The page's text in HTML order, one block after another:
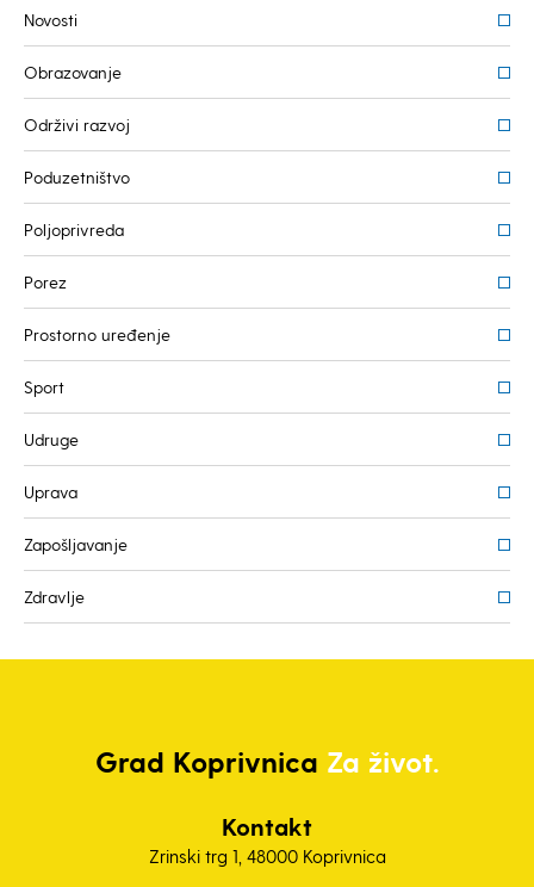
Novosti
Obrazovanje
Održivi razvoj
Poduzetništvo
Poljoprivreda
Porez
Prostorno uređenje
Sport
Udruge
Uprava
Zapošljavanje
Zdravlje
Grad Koprivnica Za život.
Kontakt
Zrinski trg 1, 48000 Koprivnica